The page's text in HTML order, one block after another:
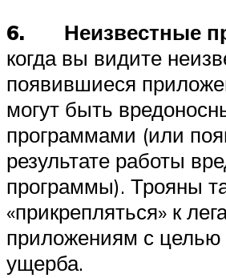
6. Неизвестные
когда вы видите
появившиеся
могут быть
программами (или
результате работы
программы). Трояны
«прикрепляться» к
приложениям с целью
ущерба.